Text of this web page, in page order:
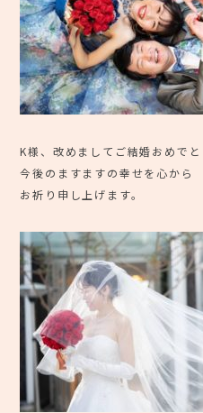
K様、改めましてご結婚おめでと
今後のますますの幸せを心から
お祈り申し上げます。